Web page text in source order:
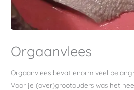
Orgaanvlees
Orgaanvlees bevat enorm veel
Voor je (over)grootouders was het